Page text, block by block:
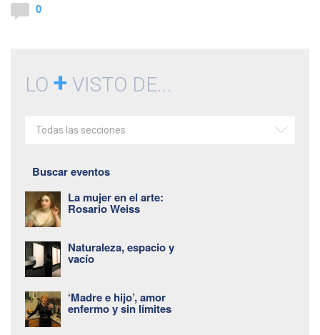
0
LO + VISTO DE...
Todas las secciones
Buscar eventos
La mujer en el arte:
Rosario Weiss
Naturaleza, espacio y
vacío
‘Madre e hijo’, amor
enfermo y sin límites